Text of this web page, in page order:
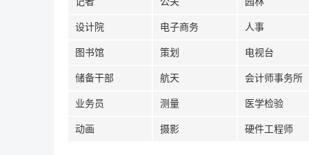
设计院 电子商务 人事
图书馆 策划 电视台
储备干部 航天 会计师事务所
业务员 测量 医学检验
动画 摄影 硬件工程师